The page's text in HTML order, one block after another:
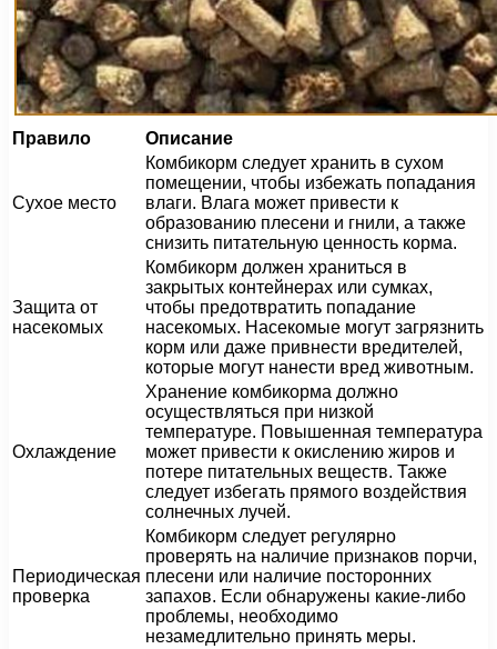
Правило Описание
Сухое место
Комбикорм следует хранить в сухом
помещении, чтобы избежать попадания
влаги. Влага может привести к
образованию плесени и гнили, а также
снизить питательную ценность корма.
Защита от
насекомых
Комбикорм должен храниться в
закрытых контейнерах или сумках,
чтобы предотвратить попадание
насекомых. Насекомые могут загрязнить
корм или даже привнести вредителей,
которые могут нанести вред животным.
Охлаждение
Хранение комбикорма должно
осуществляться при низкой
температуре. Повышенная температура
может привести к окислению жиров и
потере питательных веществ. Также
следует избегать прямого воздействия
солнечных лучей.
Периодическая
проверка
Комбикорм следует регулярно
проверять на наличие признаков порчи,
плесени или наличие посторонних
запахов. Если обнаружены какие-либо
проблемы, необходимо
незамедлительно принять меры.